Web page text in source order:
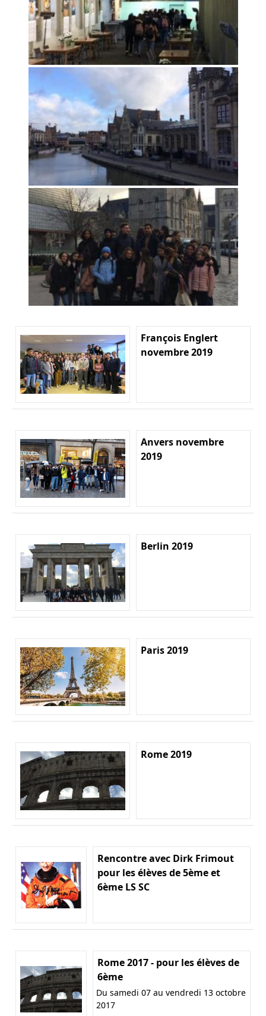
François Englert
novembre 2019
Anvers novembre
2019
Berlin 2019
Paris 2019
Rome 2019
Rencontre avec Dirk Frimout
pour les élèves de 5ème et
6ème LS SC
Rome 2017 - pour les élèves de
6ème
Du samedi 07 au vendredi 13 octobre
2017